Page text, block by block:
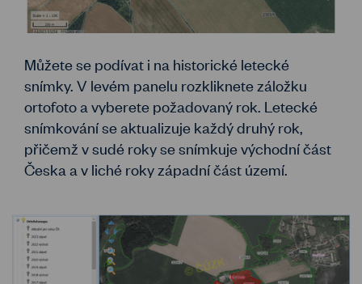
Můžete se podívat i na historické letecké
snímky. V levém panelu rozkliknete záložku
ortofoto a vyberete požadovaný rok. Letecké
snímkování se aktualizuje každý druhý rok,
přičemž v sudé roky se snímkuje východní část
Česka a v liché roky západní část území.